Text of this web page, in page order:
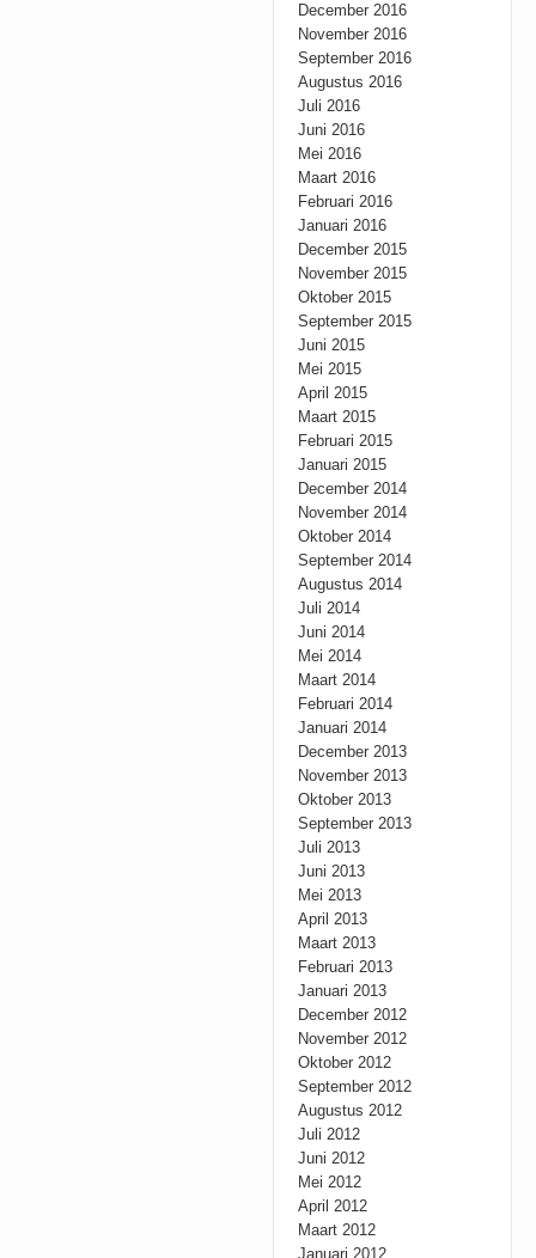
December 2016
November 2016
September 2016
Augustus 2016
Juli 2016
Juni 2016
Mei 2016
Maart 2016
Februari 2016
Januari 2016
December 2015
November 2015
Oktober 2015
September 2015
Juni 2015
Mei 2015
April 2015
Maart 2015
Februari 2015
Januari 2015
December 2014
November 2014
Oktober 2014
September 2014
Augustus 2014
Juli 2014
Juni 2014
Mei 2014
Maart 2014
Februari 2014
Januari 2014
December 2013
November 2013
Oktober 2013
September 2013
Juli 2013
Juni 2013
Mei 2013
April 2013
Maart 2013
Februari 2013
Januari 2013
December 2012
November 2012
Oktober 2012
September 2012
Augustus 2012
Juli 2012
Juni 2012
Mei 2012
April 2012
Maart 2012
Januari 2012